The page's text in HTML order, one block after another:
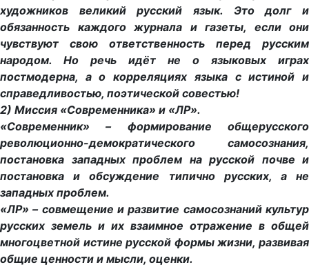
художников великий русский язык. Это долг и
обязанность каждого журнала и газеты, если они
чувствуют свою ответственность перед русским
народом. Но речь идёт не о языковых играх
постмодерна, а о корреляциях языка с истиной и
справедливостью, поэтической совестью!
2) Миссия «Современника» и «ЛР».
«Современник» – формирование общерусского
революционно-демократического самосознания,
постановка западных проблем на русской почве и
постановка и обсуждение типично русских, а не
западных проблем.
«ЛР» – совмещение и развитие самосознаний культур
русских земель и их взаимное отражение в общей
многоцветной истине русской формы жизни, развивая
общие ценности и мысли, оценки.